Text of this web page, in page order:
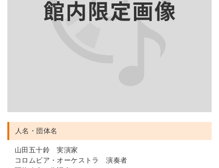
人名・団体名
山田五十鈴 実演家
コロムビア・オーケストラ 演奏者